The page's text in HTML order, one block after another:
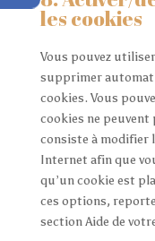
les cookies
Vous pouvez
supprimer
cookies. Vous
cookies ne
consiste à modifier
Internet afin que
qu’un cookie est
ces options,
section Aide de